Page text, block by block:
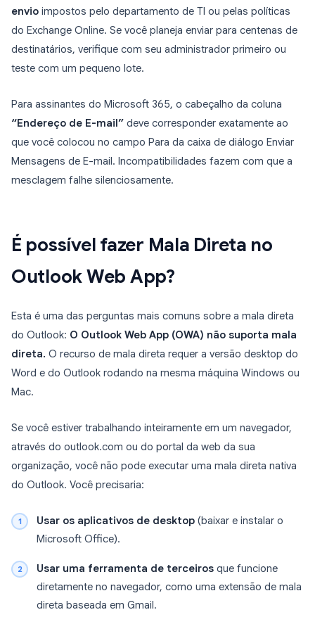
envio impostos pelo departamento de TI ou pelas políticas
do Exchange Online. Se você planeja enviar para centenas de
destinatários, verifique com seu administrador primeiro ou
teste com um pequeno lote.
Para assinantes do Microsoft 365, o cabeçalho da coluna
“Endereço de E-mail” deve corresponder exatamente ao
que você colocou no campo Para da caixa de diálogo Enviar
Mensagens de E-mail. Incompatibilidades fazem com que a
mesclagem falhe silenciosamente.
É possível fazer Mala Direta no
Outlook Web App?
Esta é uma das perguntas mais comuns sobre a mala direta
do Outlook: O Outlook Web App (OWA) não suporta mala
direta. O recurso de mala direta requer a versão desktop do
Word e do Outlook rodando na mesma máquina Windows ou
Mac.
Se você estiver trabalhando inteiramente em um navegador,
através do outlook.com ou do portal da web da sua
organização, você não pode executar uma mala direta nativa
do Outlook. Você precisaria:
Usar os aplicativos de desktop (baixar e instalar o
Microsoft Office).
Usar uma ferramenta de terceiros que funcione
diretamente no navegador, como uma extensão de mala
direta baseada em Gmail.